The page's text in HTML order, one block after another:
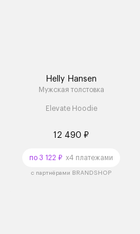
Helly Hansen
Мужская толстовка
Elevate Hoodie
12 490 ₽
по 3 122 ₽ x4 платежами
с партнёрами BRANDSHOP